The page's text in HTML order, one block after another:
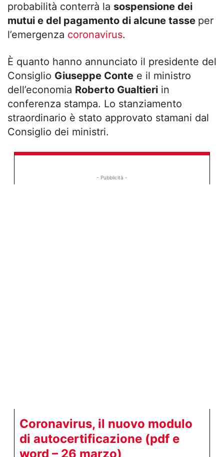
probabilità conterrà la sospensione dei
mutui e del pagamento di alcune tasse per
l’emergenza coronavirus.
È quanto hanno annunciato il presidente del
Consiglio Giuseppe Conte e il ministro
dell’economia Roberto Gualtieri in
conferenza stampa. Lo stanziamento
straordinario è stato approvato stamani dal
Consiglio dei ministri.
- Pubblicità -
Coronavirus, il nuovo modulo
di autocertificazione (pdf e
word – 26 marzo)